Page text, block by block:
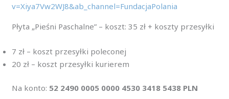
v=Xiya7Vw2WJ8&ab_channel=FundacjaPolania
Płyta „Pieśni Paschalne” – koszt: 35 zł + koszty przesyłki
7 zł – koszt przesyłki poleconej
20 zł – koszt przesyłki kurierem
Na konto: 52 2490 0005 0000 4530 3418 5438 PLN